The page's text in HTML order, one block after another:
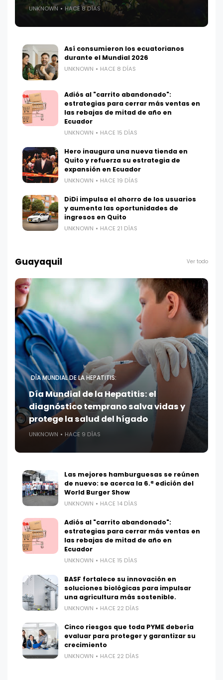
UNKNOWN HACE 8 DÍAS
Así consumieron los ecuatorianos
durante el Mundial 2026
UNKNOWN HACE 8 DÍAS
Adiós al "carrito abandonado":
estrategias para cerrar más ventas en
las rebajas de mitad de año en
Ecuador
UNKNOWN HACE 15 DÍAS
Hero inaugura una nueva tienda en
Quito y refuerza su estrategia de
expansión en Ecuador
UNKNOWN HACE 19 DÍAS
DiDi impulsa el ahorro de los usuarios
y aumenta las oportunidades de
ingresos en Quito
UNKNOWN HACE 21 DÍAS
Guayaquil Ver todo
DÍA MUNDIAL DE LA HEPATITIS:
Día Mundial de la Hepatitis: el
diagnóstico temprano salva vidas y
protege la salud del hígado
UNKNOWN HACE 9 DÍAS
Las mejores hamburguesas se reúnen
de nuevo: se acerca la 6.ª edición del
World Burger Show
UNKNOWN HACE 14 DÍAS
Adiós al "carrito abandonado":
estrategias para cerrar más ventas en
las rebajas de mitad de año en
Ecuador
UNKNOWN HACE 15 DÍAS
BASF fortalece su innovación en
soluciones biológicas para impulsar
una agricultura más sostenible.
UNKNOWN HACE 22 DÍAS
Cinco riesgos que toda PYME debería
evaluar para proteger y garantizar su
crecimiento
UNKNOWN HACE 22 DÍAS